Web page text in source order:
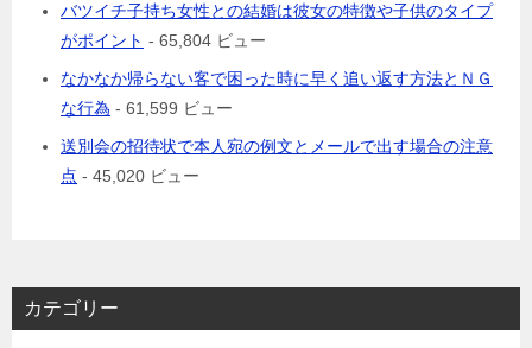
バツイチ子持ち女性との結婚は彼女の特徴や子供のタイプ
がポイント - 65,804 ビュー
なかなか帰らない客で困った時に早く追い返す方法とＮＧ
な行為 - 61,599 ビュー
送別会の招待状で本人宛の例文とメールで出す場合の注意
点 - 45,020 ビュー
カテゴリー